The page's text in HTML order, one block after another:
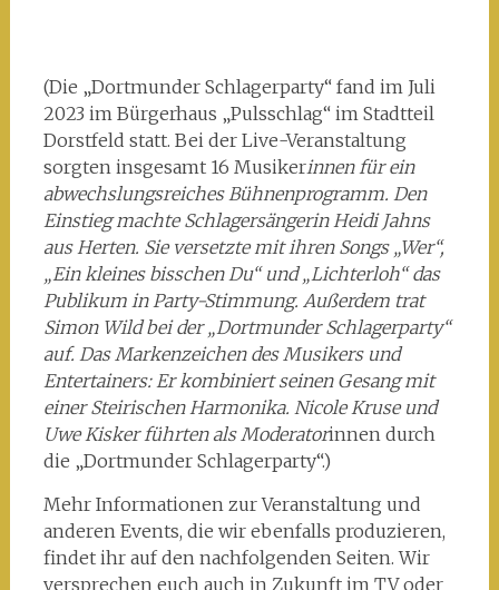
(Die „Dortmunder Schlagerparty“ fand im Juli
2023 im Bürgerhaus „Pulsschlag“ im Stadtteil
Dorstfeld statt. Bei der Live-Veranstaltung
sorgten insgesamt 16 Musikerinnen für ein
abwechslungsreiches Bühnenprogramm. Den
Einstieg machte Schlagersängerin Heidi Jahns
aus Herten. Sie versetzte mit ihren Songs „Wer“,
„Ein kleines bisschen Du“ und „Lichterloh“ das
Publikum in Party-Stimmung. Außerdem trat
Simon Wild bei der „Dortmunder Schlagerparty“
auf. Das Markenzeichen des Musikers und
Entertainers: Er kombiniert seinen Gesang mit
einer Steirischen Harmonika. Nicole Kruse und
Uwe Kisker führten als Moderatorinnen durch
die „Dortmunder Schlagerparty“.)
Mehr Informationen zur Veranstaltung und
anderen Events, die wir ebenfalls produzieren,
findet ihr auf den nachfolgenden Seiten. Wir
versprechen euch auch in Zukunft im TV oder